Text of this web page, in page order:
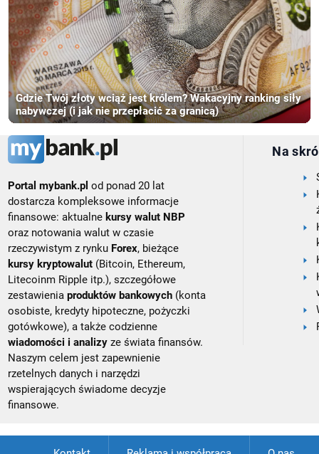
Gdzie Twój złoty wciąż jest królem? Wakacyjny ranking siły
nabywczej (i jak nie przepłacić za granicą)
Portal mybank.pl od ponad 20 lat
dostarcza kompleksowe informacje
finansowe: aktualne kursy walut NBP
oraz notowania walut w czasie
rzeczywistym z rynku Forex, bieżące
kursy kryptowalut (Bitcoin, Ethereum,
Litecoinm Ripple itp.), szczegółowe
zestawieniaproduktów bankowych (konta
osobiste, kredyty hipoteczne, pożyczki
gotówkowe), a także codzienne
wiadomości i analizy ze świata finansów.
Naszym celem jest zapewnienie
rzetelnych danych i narzędzi
wspierających świadome decyzje
finansowe.
Na